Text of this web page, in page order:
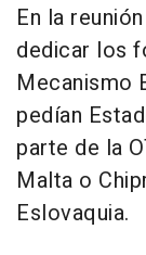
En la
dedicar los
Mecanismo
pedían
parte de la
Malta o
Eslovaquia.